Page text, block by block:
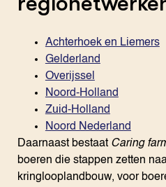
Achterhoek en Liemers
Gelderland
Overijssel
Noord-Holland
Zuid-Holland
Noord Nederland
Daarnaast bestaat Caring
boeren die stappen zetten
kringlooplandbouw, voor